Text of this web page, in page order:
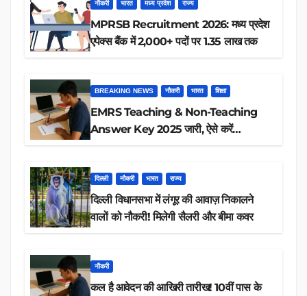
नौकरी भारत मध्य प्रदेश राज्य
MPRSB Recruitment 2026: मध्य प्रदेश
एपेक्स बैंक में 2,000+ पदों पर 1.35 लाख तक
BREAKING NEWS नौकरी भारत शिक्षा
EMRS Teaching & Non-Teaching
Answer Key 2025 जारी, ऐसे करें
दिल्ली नौकरी भारत राज्य
दिल्ली विधानसभा में लंगूर की आवाज़ निकालने
वालों को नौकरी! मिलेगी सैलरी और बीमा कवर
नौकरी
कल है आवेदन की आखिरी तारीख! 10वीं पास के